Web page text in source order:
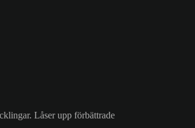
Låser upp förbättrade